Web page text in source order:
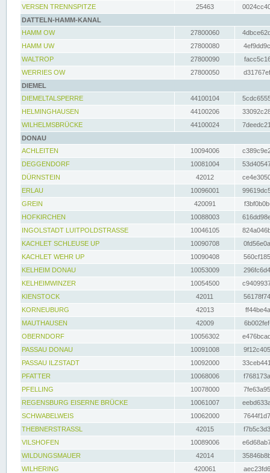
VERSEN TRENNSPITZE
25463
DATTELN-HAMM-KANAL
HAMM OW
27800060
HAMM UW
27800080
WALTROP
27800090
WERRIES OW
27800050
DIEMEL
DIEMELTALSPERRE
44100104
HELMINGHAUSEN
44100206
WILHELMSBRÜCKE
44100024
DONAU
ACHLEITEN
10094006
DEGGENDORF
10081004
DÜRNSTEIN
42012
ERLAU
10096001
GREIN
420091
HOFKIRCHEN
10088003
INGOLSTADT LUITPOLDSTRASSE
10046105
KACHLET SCHLEUSE UP
10090708
KACHLET WEHR UP
10090408
KELHEIM DONAU
10053009
KELHEIMWINZER
10054500
KIENSTOCK
42011
KORNEUBURG
42013
MAUTHAUSEN
42009
OBERNDORF
10056302
PASSAU DONAU
10091008
PASSAU ILZSTADT
10092000
PFATTER
10068006
PFELLING
10078000
REGENSBURG EISERNE BRÜCKE
10061007
SCHWABELWEIS
10062000
THEBNERSTRASSL
42015
VILSHOFEN
10089006
WILDUNGSMAUER
42014
WILHERING
420061